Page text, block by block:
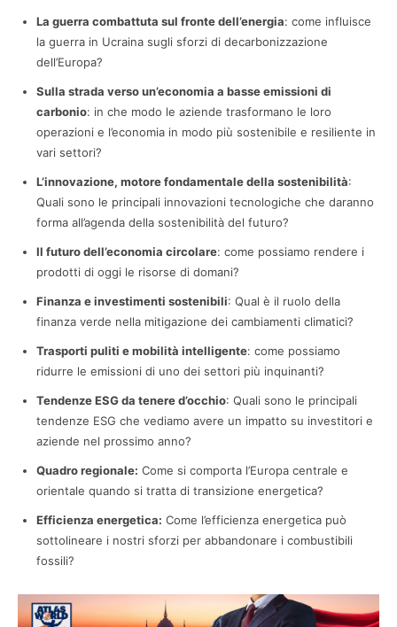
La guerra combattuta sul fronte dell’energia: come influisce
la guerra in Ucraina sugli sforzi di decarbonizzazione
dell’Europa?
Sulla strada verso un’economia a basse emissioni di
carbonio: in che modo le aziende trasformano le loro
operazioni e l’economia in modo più sostenibile e resiliente in
vari settori?
L’innovazione, motore fondamentale della sostenibilità:
Quali sono le principali innovazioni tecnologiche che daranno
forma all’agenda della sostenibilità del futuro?
Il futuro dell’economia circolare: come possiamo rendere i
prodotti di oggi le risorse di domani?
Finanza e investimenti sostenibili: Qual è il ruolo della
finanza verde nella mitigazione dei cambiamenti climatici?
Trasporti puliti e mobilità intelligente: come possiamo
ridurre le emissioni di uno dei settori più inquinanti?
Tendenze ESG da tenere d’occhio: Quali sono le principali
tendenze ESG che vediamo avere un impatto su investitori e
aziende nel prossimo anno?
Quadro regionale: Come si comporta l’Europa centrale e
orientale quando si tratta di transizione energetica?
Efficienza energetica: Come l’efficienza energetica può
sottolineare i nostri sforzi per abbandonare i combustibili
fossili?